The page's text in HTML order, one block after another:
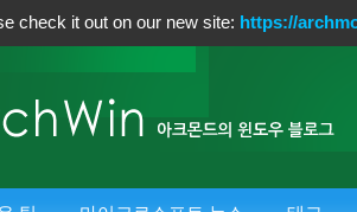
check it out on our new site: https://